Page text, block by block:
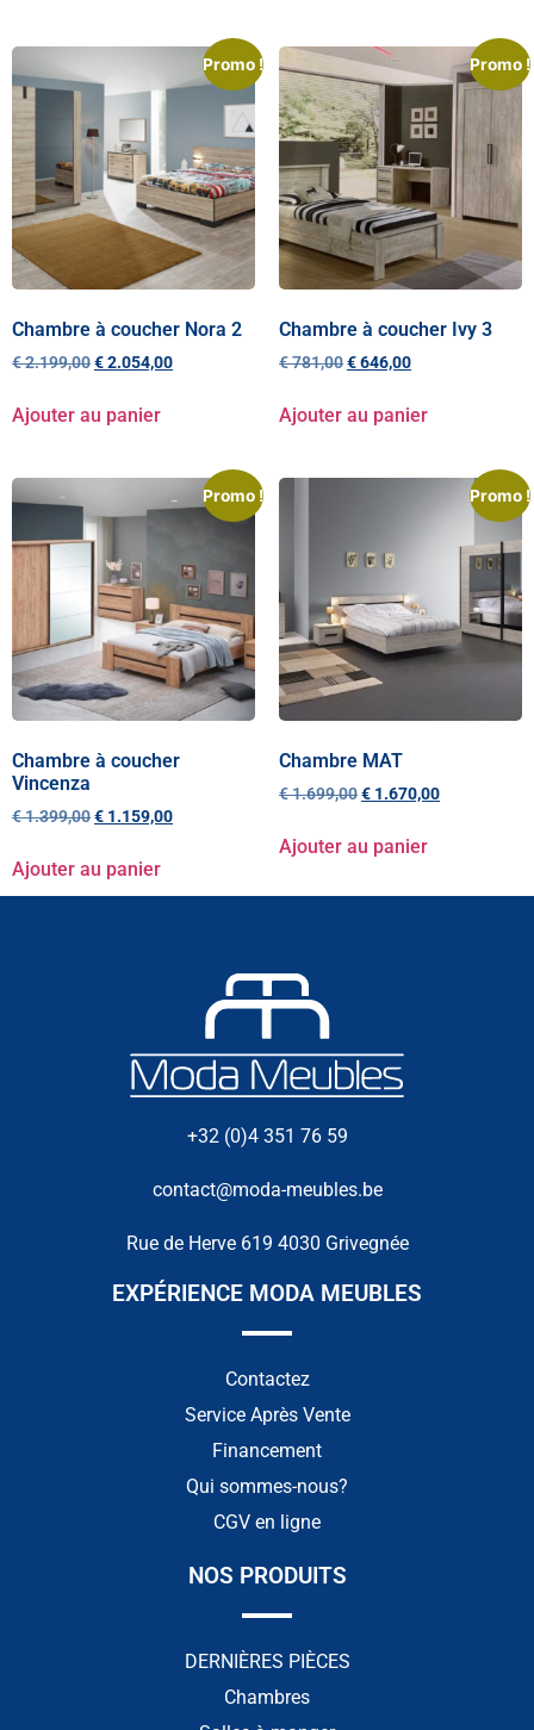
Promo !
Chambre à coucher Nora 2
€2.199,00€2.054,00
Ajouter au panier
Promo !
Chambre à coucher Ivy 3
€781,00€646,00
Ajouter au panier
Promo !
Chambre à coucher
Vincenza
€1.399,00€ 1.159,00
Ajouter au panier
Promo !
Chambre MAT
€1.699,00€ 1.670,00
Ajouter au panier
+32 (0)4 351 76 59
contact@moda-meubles.be
Rue de Herve 619 4030 Grivegnée
EXPÉRIENCE MODA MEUBLES
Contactez
Service Après Vente
Financement
Qui sommes-nous?
CGV en ligne
NOS PRODUITS
DERNIÈRES PIÈCES
Chambres